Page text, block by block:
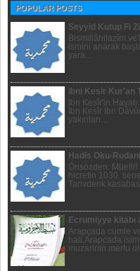
POPULAR POSTS
Seyyid Kutup Fi
Bismillâhilazîm
ismini anarak
yara...
ibni Kesir Kur'an
İbn Kesîr'in
İbn Kesîr İbn
yakınları...
Hadis Oku-
Önsözden: Müellif
hicretin 1030.
Tarivdenk
Ecrumiyye kitabı
Arapçada cümle
hali,Arapcada
muzarinin merfu